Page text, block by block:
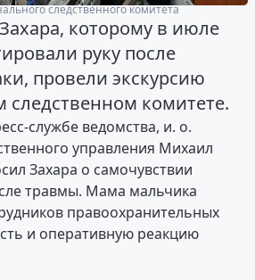
следственного комитета
которому в июле
руку после
провели экскурсию
следственном комитете.
службе ведомства, и. о.
управления Михаил
Захара о самочувствии
травмы. Мама мальчика
правоохранительных
и оперативную реакцию